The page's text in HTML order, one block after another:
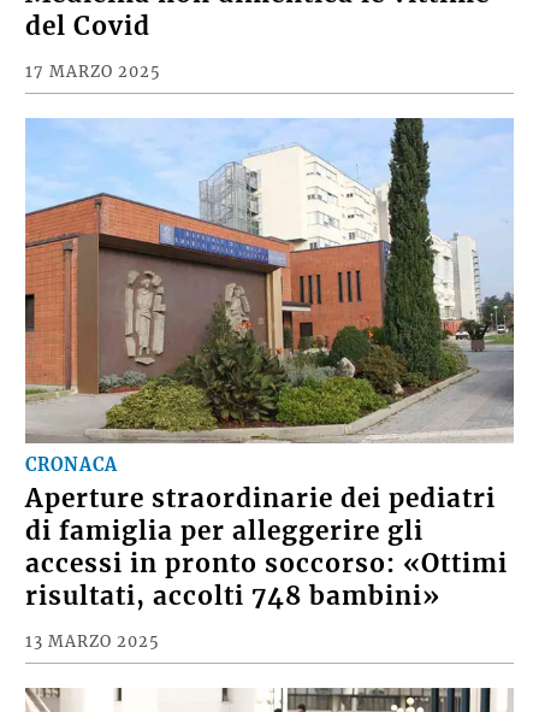
del Covid
17 MARZO 2025
CRONACA
Aperture straordinarie dei pediatri
di famiglia per alleggerire gli
accessi in pronto soccorso: «Ottimi
risultati, accolti 748 bambini»
13 MARZO 2025